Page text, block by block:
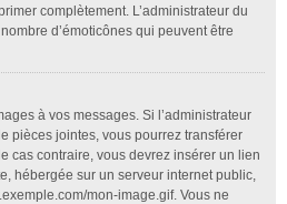
complètement. L’administrateur du
d’émoticônes qui peuvent être
à vos messages. Si l’administrateur
pièces jointes, vous pourrez transférer
cas contraire, vous devrez insérer un lien
hébergée sur un serveur internet public,
mon-image.gif. Vous ne